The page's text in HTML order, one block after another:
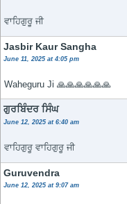
ਵਾਹਿਗੁਰੂ ਜੀ
Jasbir Kaur Sangha
June 11, 2025 at 4:05 pm
Waheguru Ji 🙏🙏🙏🙏🙏🙏
ਗੁਰਬਿੰਦਰ ਸਿੰਘ
June 12, 2025 at 6:40 am
ਵਾਹਿਗੁਰੂ ਵਾਹਿਗੁਰੂ ਜੀ
Guruvendra
June 12, 2025 at 9:07 am